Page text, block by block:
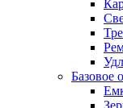
Базовое